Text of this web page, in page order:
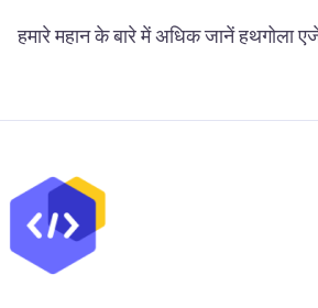
हमारे महान के बारे में अधिक जानें हथगोला